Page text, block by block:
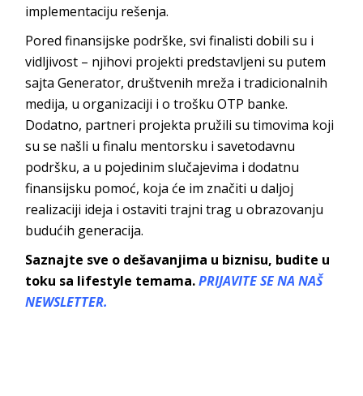
implementaciju rešenja.
Pored finansijske podrške, svi finalisti dobili su i
vidljivost – njihovi projekti predstavljeni su putem
sajta Generator, društvenih mreža i tradicionalnih
medija, u organizaciji i o trošku OTP banke.
Dodatno, partneri projekta pružili su timovima koji
su se našli u finalu mentorsku i savetodavnu
podršku, a u pojedinim slučajevima i dodatnu
finansijsku pomoć, koja će im značiti u daljoj
realizaciji ideja i ostaviti trajni trag u obrazovanju
budućih generacija.
Saznajte sve o dešavanjima u biznisu, budite u
toku sa lifestyle temama.PRIJAVITE SE NA NAŠ
NEWSLETTER.